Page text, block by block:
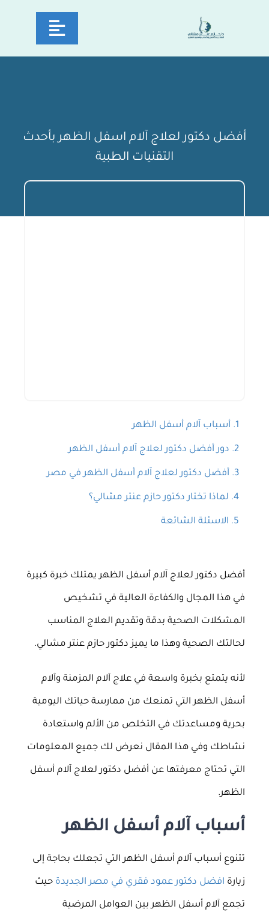
content
Toggle
أفضل دكتور لعلاج آلام اسفل الظهر بأحدث
التقنيات الطبية
أسباب آلام أسفل الظهر
دور أفضل دكتور لعلاج آلام أسفل الظهر
أفضل دكتور لعلاج آلام أسفل الظهر في مصر
لماذا تختار دكتور حازم عنتر مشالي؟
الاسئلة الشائعة
أفضل دكتور لعلاج آلام أسفل الظهر يمتلك خبرة كبيرة
في هذا المجال والكفاءة العالية في تشخيص
المشكلات الصحية بدقة وتقديم العلاج المناسب
لحالتك الصحية وهذا ما يميز دكتور حازم عنتر مشالي.
لأنه يتمتع بخبرة واسعة في علاج آلام المزمنة وآلام
أسفل الظهر التي تمنعك من ممارسة حياتك اليومية
بحرية ومساعدتك في التخلص من الألم واستعادة
نشاطك وفي هذا المقال نعرض لك جميع المعلومات
التي تحتاج معرفتها عن أفضل دكتور لعلاج آلام أسفل
الظهر.
أسباب آلام أسفل الظهر
تتنوع أسباب آلام أسفل الظهر التي تجعلك بحاجة إلى
زيارة افضل دكتور عمود فقري في مصر الجديدة حيث
تجمع آلام أسفل الظهر بين العوامل المرضية